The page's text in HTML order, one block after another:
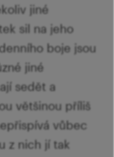
jiné
sil na jeho
boje jsou
jiné
sedět a
většinou příliš
vůbec
z nich jí tak